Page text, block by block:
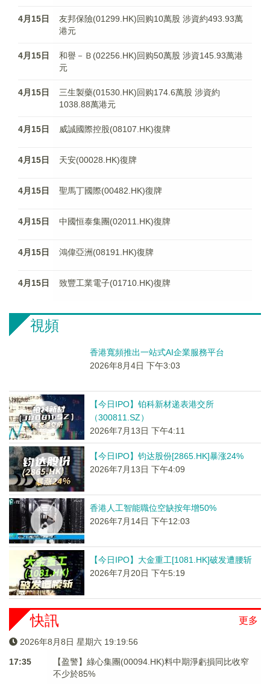
4月15日
友邦保險(01299.HK)回购10萬股 涉資約493.93萬
港元
4月15日
和譽－Ｂ(02256.HK)回购50萬股 涉資145.93萬港
元
4月15日
三生製藥(01530.HK)回购174.6萬股 涉資約
1038.88萬港元
4月15日 威誠國際控股(08107.HK)復牌
4月15日 天安(00028.HK)復牌
4月15日 聖馬丁國際(00482.HK)復牌
4月15日 中國恒泰集團(02011.HK)復牌
4月15日 鴻偉亞洲(08191.HK)復牌
4月15日 致豐工業電子(01710.HK)復牌
視頻
香港寬頻推出一站式AI企業服務平台
2026年8月4日 下午3:03
【今日IPO】铂科新材递表港交所
（300811.SZ）
2026年7月13日 下午4:11
【今日IPO】钧达股份[2865.HK]暴涨24%
2026年7月13日 下午4:09
香港人工智能職位空缺按年增50%
2026年7月14日 下午12:03
【今日IPO】大金重工[1081.HK]破发遭腰斩
2026年7月20日 下午5:19
更多
快訊
2026年8月8日 星期六 19:19:56
17:35
【盈警】綠心集團(00094.HK)料中期淨虧損同比收窄
不少於85%